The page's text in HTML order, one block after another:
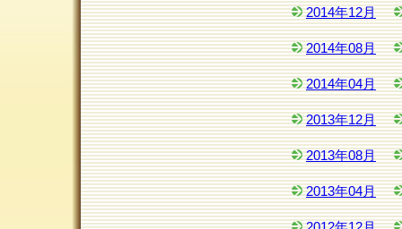
2014年12月
2014年08月
2014年04月
2013年12月
2013年08月
2013年04月